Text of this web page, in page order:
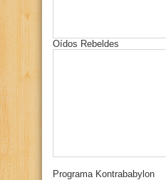
Oídos Rebeldes
Programa Kontrababylon